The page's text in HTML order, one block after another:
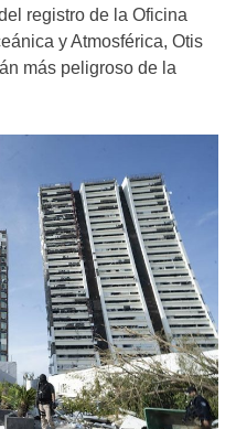
registro de la Oficina
y Atmosférica, Otis
más peligroso de la